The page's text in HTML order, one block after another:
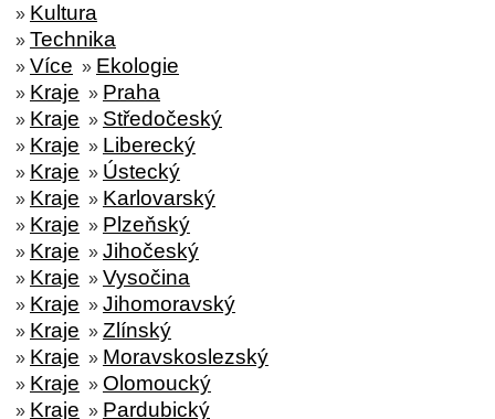
» Kultura
» Technika
» Více » Ekologie
» Kraje » Praha
» Kraje » Středočeský
» Kraje » Liberecký
» Kraje » Ústecký
» Kraje » Karlovarský
» Kraje » Plzeňský
» Kraje » Jihočeský
» Kraje » Vysočina
» Kraje » Jihomoravský
» Kraje » Zlínský
» Kraje » Moravskoslezský
» Kraje » Olomoucký
» Kraje » Pardubický